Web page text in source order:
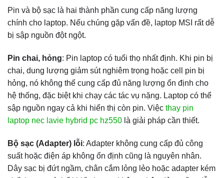
Pin và bộ sạc là hai thành phần cung cấp năng lượng
chính cho laptop. Nếu chúng gặp vấn đề, laptop MSI rất dễ
bị sập nguồn đột ngột.
Pin chai, hỏng: Pin laptop có tuổi thọ nhất định. Khi pin bị
chai, dung lượng giảm sút nghiêm trọng hoặc cell pin bị
hỏng, nó không thể cung cấp đủ năng lượng ổn định cho
hệ thống, đặc biệt khi chạy các tác vụ nặng. Laptop có thể
sập nguồn ngay cả khi hiển thị còn pin. Việc thay pin
laptop nec lavie hybrid pc hz550 là giải pháp cần thiết.
Bộ sạc (Adapter) lỗi: Adapter không cung cấp đủ công
suất hoặc điện áp không ổn định cũng là nguyên nhân.
Dây sạc bị đứt ngầm, chân cắm lỏng lẻo hoặc adapter kém